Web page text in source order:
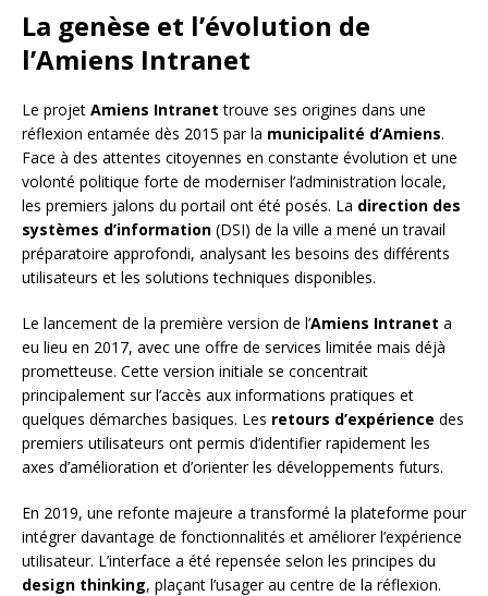
La genèse et l’évolution de
l’Amiens Intranet
Le projet Amiens Intranet trouve ses origines dans une
réflexion entamée dès 2015 par la municipalité d’Amiens.
Face à des attentes citoyennes en constante évolution et une
volonté politique forte de moderniser l’administration locale,
les premiers jalons du portail ont été posés. La direction des
systèmes d’information (DSI) de la ville a mené un travail
préparatoire approfondi, analysant les besoins des différents
utilisateurs et les solutions techniques disponibles.
Le lancement de la première version de l’Amiens Intranet a
eu lieu en 2017, avec une offre de services limitée mais déjà
prometteuse. Cette version initiale se concentrait
principalement sur l’accès aux informations pratiques et
quelques démarches basiques. Les retours d’expérience des
premiers utilisateurs ont permis d’identifier rapidement les
axes d’amélioration et d’orienter les développements futurs.
En 2019, une refonte majeure a transformé la plateforme pour
intégrer davantage de fonctionnalités et améliorer l’expérience
utilisateur. L’interface a été repensée selon les principes du
design thinking, plaçant l’usager au centre de la réflexion.